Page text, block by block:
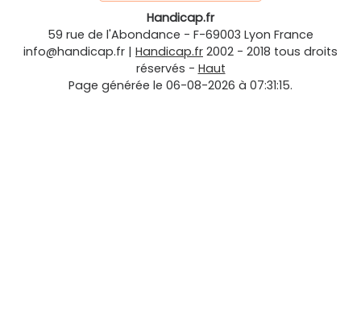
Handicap.fr
59 rue de l'Abondance - F-69003 Lyon France
info@handicap.fr | Handicap.fr 2002 - 2018 tous droits
réservés - Haut
Page générée le 06-08-2026 à 07:31:15.